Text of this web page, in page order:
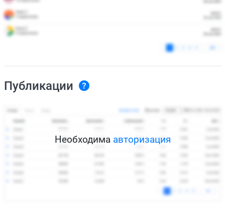
Публикации
Необходима авторизация